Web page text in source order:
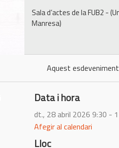
Sala d’actes de la FUB2 -
Manresa)
Aquest
Data i hora
dt., 28 abril 2026 9:30 -
Afegir al calendari
Lloc